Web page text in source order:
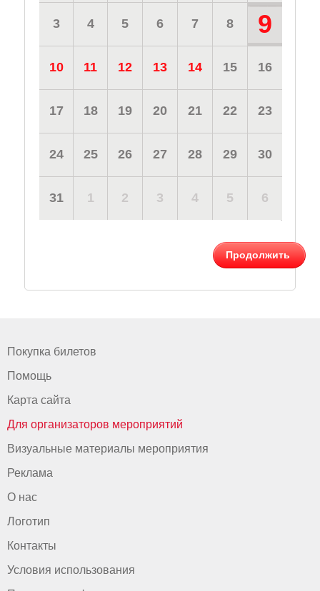
3 4 5 6 7 8 9
10 11 12 13 14 15 16
17 18 19 20 21 22 23
24 25 26 27 28 29 30
31 1 2 3 4 5 6
Продолжить
Покупка билетов
Помощь
Карта сайта
Для организаторов мероприятий
Визуальные материалы мероприятия
Реклама
О нас
Логотип
Контакты
Условия использования